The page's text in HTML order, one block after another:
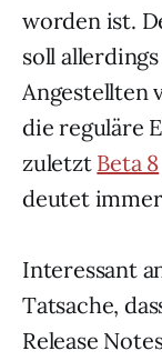
worden ist.
soll
Angestellten
die reguläre
zuletzt Beta 8
deutet immer
Interessant
Tatsache,
Release